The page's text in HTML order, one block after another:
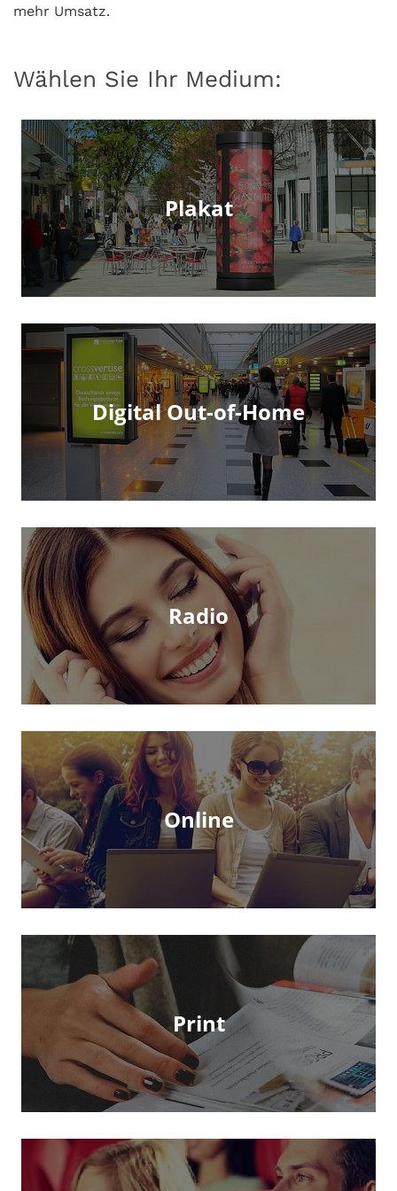
mehr Umsatz.
Wählen Sie Ihr Medium:
Plakat
Digital Out-of-Home
Radio
Online
Print